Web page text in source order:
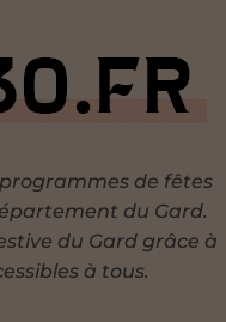
de fêtes
du Gard.
du Gard grâce à
à tous.